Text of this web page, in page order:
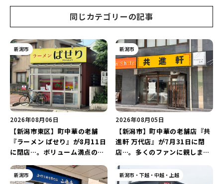
同じカテゴリーの記事
新潟市
2026年08月06日
【新潟市東区】町中華の老舗
『ラーメン ぱせり』が8月11日
に閉店…。ボリューム満点の名
新潟市
2026年08月05日
【新潟市】町中華の老舗店『共
進軒 万代店』が7月31日に閉
店…。多くのファンに親しまれ
新潟市 新潟市・下越・中越・上越